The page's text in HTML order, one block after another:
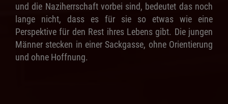
und die Naziherrschaft vorbei sind, bedeutet das noch
lange nicht, dass es für sie so etwas wie eine
Perspektive für den Rest ihres Lebens gibt. Die jungen
Männer stecken in einer Sackgasse, ohne Orientierung
und ohne Hoffnung.